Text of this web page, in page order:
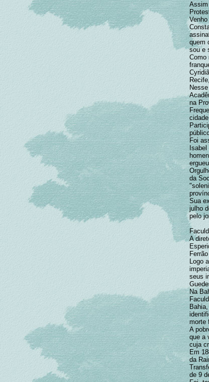
Assim
quem
sou e
Como
na
Foi
da
Sua
julho
pelo
A
Logo
seus
Na
morte
A
que a
cuja
Em
da
de 9